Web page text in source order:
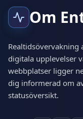
Om
Realtidsövervakning
digitala upplevelser
webbplatser ligger
dig informerad om
statusöversikt.